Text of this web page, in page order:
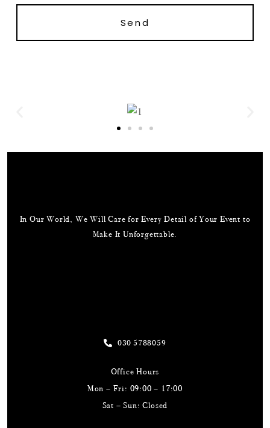
Send
In Our World, We Will Care for Every Detail of Your Event to
Make It Unforgettable.
030 5788059
Office Hours
Mon – Fri: 09:00 – 17:00
Sat – Sun: Closed